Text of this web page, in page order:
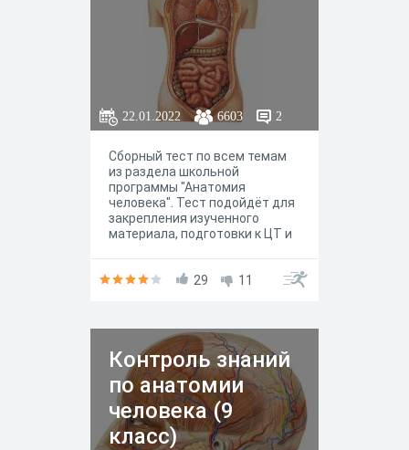
22.01.2022 6603 2
Сборный тест по всем темам
из раздела школьной
программы "Анатомия
человека". Тест подойдёт для
закрепления изученного
материала, подготовки к ЦТ и
29
11
Контроль знаний
по анатомии
человека (9
класс)